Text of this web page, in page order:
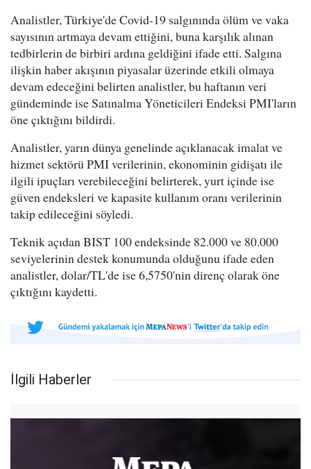
Analistler, Türkiye'de Covid-19 salgınında ölüm ve vaka
sayısının artmaya devam ettiğini, buna karşılık alınan
tedbirlerin de birbiri ardına geldiğini ifade etti. Salgına
ilişkin haber akışının piyasalar üzerinde etkili olmaya
devam edeceğini belirten analistler, bu haftanın veri
gündeminde ise Satınalma Yöneticileri Endeksi PMI'ların
öne çıktığını bildirdi.
Analistler, yarın dünya genelinde açıklanacak imalat ve
hizmet sektörü PMI verilerinin, ekonominin gidişatı ile
ilgili ipuçları verebileceğini belirterek, yurt içinde ise
güven endeksleri ve kapasite kullanım oranı verilerinin
takip edileceğini söyledi.
Teknik açıdan BIST 100 endeksinde 82.000 ve 80.000
seviyelerinin destek konumunda olduğunu ifade eden
analistler, dolar/TL'de ise 6,5750'nin direnç olarak öne
çıktığını kaydetti.
İlgili Haberler